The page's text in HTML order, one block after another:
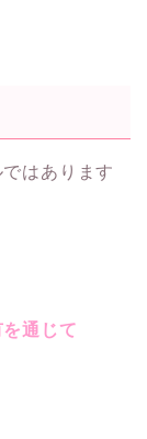
はあります
通じて